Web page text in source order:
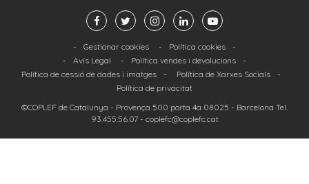
- Gestionar cookies - Política cookies
-
-
Avís Legal - Política vendes i devolucions
-
Política de cessió de dades i imatges
- Política de Xarxes Socials
-
Política de privacitat
©COPLEF de Catalunya - Provença 500 porta 4a 08025 - Barcelona Tel.
93.455.56.07- coplefc@coplefc.cat